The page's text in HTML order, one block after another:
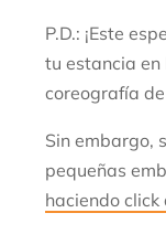
P.D.: ¡Este
tu estancia en
coreografía
Sin embargo,
pequeñas
haciendo click